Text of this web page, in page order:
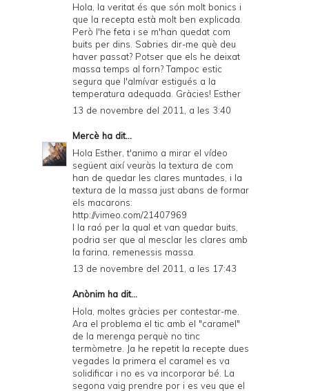
Hola, la veritat és que són molt bonics i
que la recepta està molt ben explicada.
Però l'he feta i se m'han quedat com
buits per dins. Sabries dir-me què deu
haver passat? Potser que els he deixat
massa temps al forn? Tampoc estic
segura que l'almívar estigués a la
temperatura adequada. Gràcies! Esther
13 de novembre del 2011, a les 3:40
Mercè ha dit...
Hola Esther, t'animo a mirar el vídeo
següent així veuràs la textura de com
han de quedar les clares muntades, i la
textura de la massa just abans de formar
els macarons:
http://vimeo.com/21407969
I la raó per la qual et van quedar buits,
podria ser que al mesclar les clares amb
la farina, remenessis massa.
13 de novembre del 2011, a les 17:43
Anònim ha dit...
Hola, moltes gràcies per contestar-me.
Ara el problema el tic amb el "caramel"
de la merenga perquè no tinc
termòmetre. Ja he repetit la recepte dues
vegades la primera el caramel es va
solidificar i no es va incorporar bé. La
segona vaig prendre por i es veu que el